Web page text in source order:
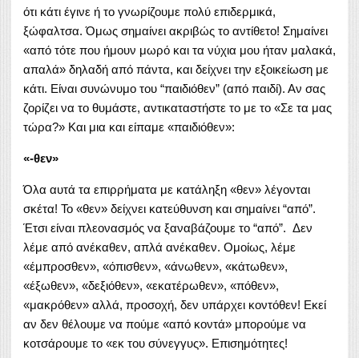
ότι κάτι έγινε ή το γνωρίζουμε πολύ επιδερμικά,
ξώφαλτσα. Όμως σημαίνει ακριβώς το αντίθετο! Σημαίνει
«από τότε που ήμουν μωρό και τα νύχια μου ήταν μαλακά,
απαλά» δηλαδή από πάντα, και δείχνει την εξοικείωση με
κάτι. Είναι συνώνυμο του “παιδιόθεν” (από παιδί). Αν σας
ζορίζει να το θυμάστε, αντικαταστήστε το με το «Σε τα μας
τώρα?» Και μια και είπαμε «παιδιόθεν»:
«-θεν»
Όλα αυτά τα επιρρήματα με κατάληξη «θεν» λέγονται
σκέτα! Το «θεν» δείχνει κατεύθυνση και σημαίνει “από”.
Έτσι είναι πλεονασμός να ξαναβάζουμε το “από”. Δεν
λέμε από ανέκαθεν, απλά ανέκαθεν. Ομοίως, λέμε
«έμπροσθεν», «όπισθεν», «άνωθεν», «κάτωθεν»,
«έξωθεν», «δεξιόθεν», «εκατέρωθεν», «πόθεν»,
«μακρόθεν» αλλά, προσοχή, δεν υπάρχει κοντόθεν! Εκεί
αν δεν θέλουμε να πούμε «από κοντά» μπορούμε να
κοτσάρουμε το «εκ του σύνεγγυς». Επισημότητες!